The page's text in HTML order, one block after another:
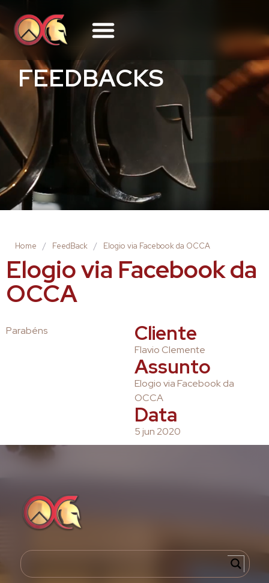
FEEDBACKS
Home / FeedBack / Elogio via Facebook da OCCA
Elogio via Facebook da
OCCA
Parabéns Cliente
Flavio Clemente
Assunto
Elogio via Facebook da
OCCA
Data
5 jun 2020